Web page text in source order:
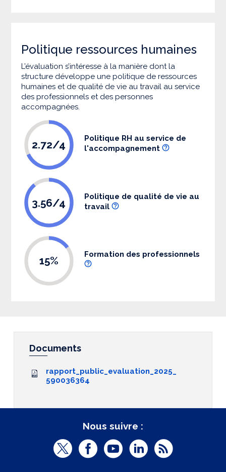
Politique ressources humaines
L’évaluation s’intéresse à la manière dont la
structure développe une politique de ressources
humaines et de qualité de vie au travail au service
des professionnels et des personnes
accompagnées.
2.72/4
Politique RH au service de
l'accompagnement
3.56/4
Politique de qualité de vie au
travail
15% Formation des professionnels
Documents
rapport_public_evaluation_2025_
590036364
Nous suivre :
T
F
Y
L
R